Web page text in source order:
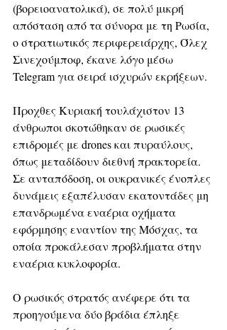
(βορειοανατολικά), σε πολύ μικρή
απόσταση από τα σύνορα με τη Ρωσία,
ο στρατιωτικός περιφερειάρχης, Όλεχ
Σινεχούμποφ, έκανε λόγο μέσω
Telegram για σειρά ισχυρών εκρήξεων.
Προχθες Κυριακή τουλάχιστον 13
άνθρωποι σκοτώθηκαν σε ρωσικές
επιδρομές με drones και πυραύλους,
όπως μεταδίδουν διεθνή πρακτορεία.
Σε ανταπόδοση, οι ουκρανικές ένοπλες
δυνάμεις εξαπέλυσαν εκατοντάδες μη
επανδρωμένα εναέρια οχήματα
εφόρμησης εναντίον της Μόσχας, τα
οποία προκάλεσαν προβλήματα στην
εναέρια κυκλοφορία.
Ο ρωσικός στρατός ανέφερε ότι τα
προηγούμενα δύο βράδια έπληξε